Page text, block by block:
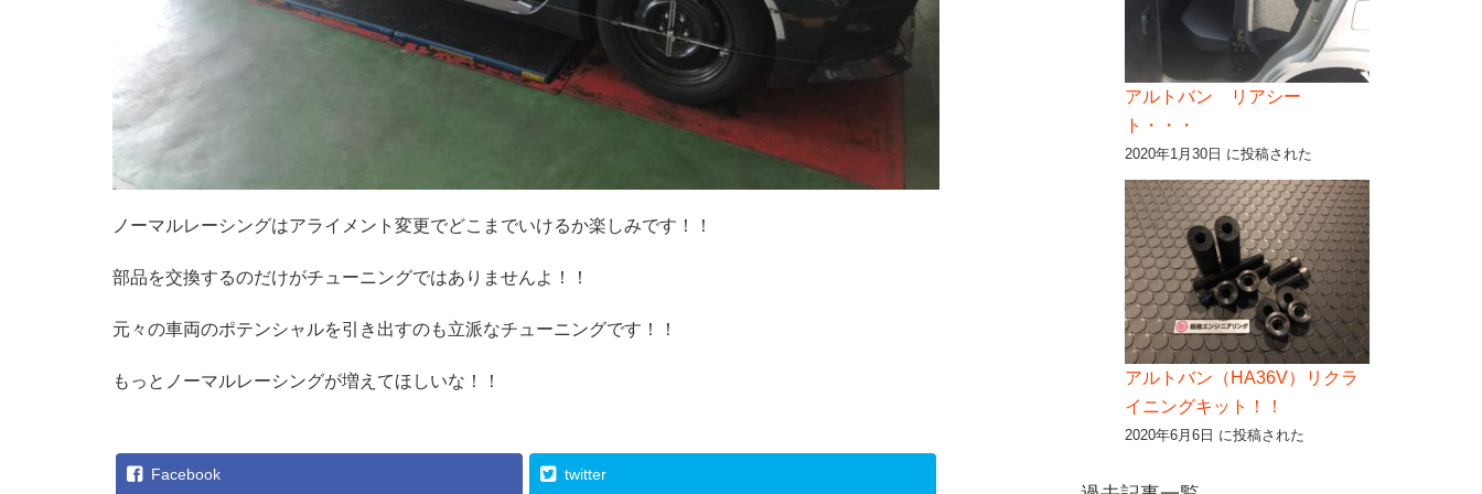
ノーマルレーシングはアライメント変更でどこまでいけるか楽しみです！！
部品を交換するのだけがチューニングではありませんよ！！
元々の車両のポテンシャルを引き出すのも立派なチューニングです！！
もっとノーマルレーシングが増えてほしいな！！
Facebook twitter
アルトバン リアシー
ト・・・
2020年1月30日 に投稿された
アルトバン（HA36V）リクラ
イニングキット！！
2020年6月6日 に投稿された